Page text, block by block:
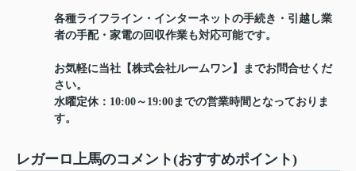
各種ライフライン・インターネットの手続き・引越し業
者の手配・家電の回収作業も対応可能です。
お気軽に当社【株式会社ルームワン】までお問合せくだ
さい。
水曜定休：10:00～19:00までの営業時間となっておりま
す。
レガーロ上馬のコメント(おすすめポイント)